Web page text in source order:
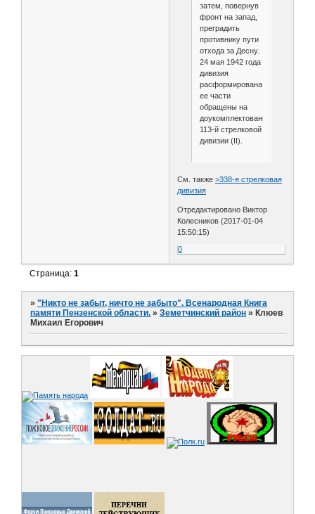
затем, повернув
фронт на запад,
преградить
противнику пути
отхода за Десну.
24 мая 1942 года
дивизия
расформирована,
ее части
обращены на
доукомплектование
113-й стрелковой
дивизии (II).
См. также>338-я стрелковая
дивизия
Отредактировано Виктор
Колесников (2017-01-04
15:50:15)
0
Страница:1
»"Никто не забыт, ничто не забыто". Всенародная Книга
памяти Пензенской области. »Земетчинский район » Клюев
Михаил Егорович